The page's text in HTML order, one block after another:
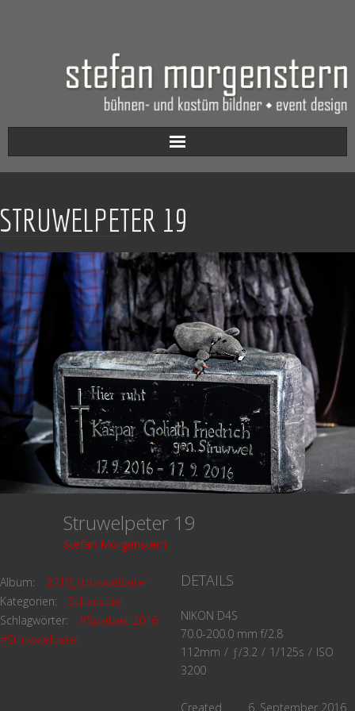
Aktuell
Werkverzeichnis
Biografie
Kontakt
STRUWELPETER 19
Struwelpeter 19
Stefan Morgenstern
Album:
2016_struwwelpeter
Kategorien:
Schauspiel
Schlagwörter:
#Spielzeit 2016
#Struwwelpeter
DETAILS
NIKON D4S
70.0-200.0 mm f/2.8
112mm / ƒ/3.2 / 1/125s / ISO
3200
Created 6. September 2016